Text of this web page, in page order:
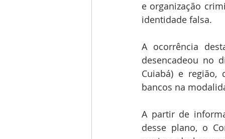
e organização
identidade falsa.
A ocorrência
desencadeou no
Cuiabá) e
bancos na
A partir de
desse plano, o